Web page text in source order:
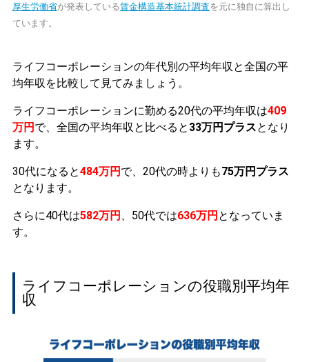
厚生労働省が発表している賃金構造基本統計調査を元に独自に算出し
ています。
ライフコーポレーションの年代別の平均年収と全国の平
均年収を比較して見てみましょう。
ライフコーポレーションに勤める20代の平均年収は409
万円 で、全国の平均年収と比べると 33万円プラスとなり
ます。
30代になると484万円 で、20代の時よりも75万円プラス
となります。
さらに40代は582万円 、50代では636万円 となっていま
す。
ライフコーポレーションの役職別平均年
収